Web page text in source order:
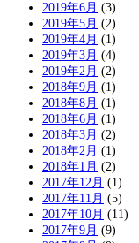
2019年6月 (3)
2019年5月 (2)
2019年4月 (1)
2019年3月 (4)
2019年2月 (2)
2018年9月 (1)
2018年8月 (1)
2018年6月 (1)
2018年3月 (2)
2018年2月 (1)
2018年1月 (2)
2017年12月 (1)
2017年11月 (5)
2017年10月 (11)
2017年9月 (9)